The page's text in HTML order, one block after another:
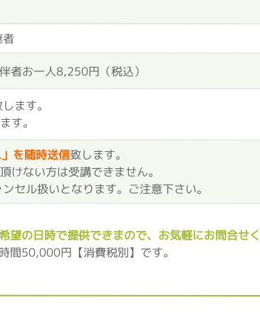
者
者お一人8,250円（税込）
ます。
す。
」を随時送信致します。
ない方は受講できません。
セル扱いとなります。ご注意下さい。
の日時で提供できまので、お気軽にお問合せく
間50,000円【消費税別】です。